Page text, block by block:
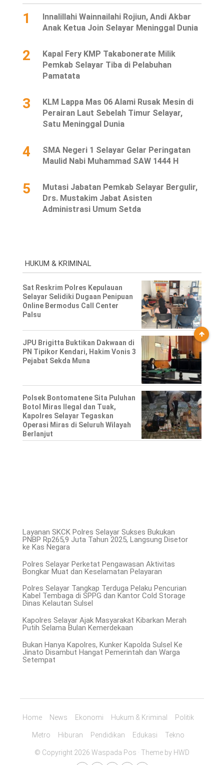
1
Innalillahi Wainnailahi Rojiun, Andi Akbar
Anak Ketua Join Selayar Meninggal Dunia
2
Kapal Fery KMP Takabonerate Milik
Pemkab Selayar Tiba di Pelabuhan
Pamatata
3
KLM Lappa Mas 06 Alami Rusak Mesin di
Perairan Laut Sebelah Timur Selayar,
Satu Meninggal Dunia
4
SMA Negeri 1 Selayar Gelar Peringatan
Maulid Nabi Muhammad SAW 1444 H
5
Mutasi Jabatan Pemkab Selayar Bergulir,
Drs. Mustakim Jabat Asisten
Administrasi Umum Setda
HUKUM & KRIMINAL
Sat Reskrim Polres Kepulauan
Selayar Selidiki Dugaan Penipuan
Online Bermodus Call Center
Palsu
JPU Brigitta Buktikan Dakwaan di
PN Tipikor Kendari, Hakim Vonis 3
Pejabat Sekda Muna
Polsek Bontomatene Sita Puluhan
Botol Miras Ilegal dan Tuak,
Kapolres Selayar Tegaskan
Operasi Miras di Seluruh Wilayah
Berlanjut
Layanan SKCK Polres Selayar Sukses Bukukan
PNBP Rp265,9 Juta Tahun 2025, Langsung Disetor
ke Kas Negara
Polres Selayar Perketat Pengawasan Aktivitas
Bongkar Muat dan Keselamatan Pelayaran
Polres Selayar Tangkap Terduga Pelaku Pencurian
Kabel Tembaga di SPPG dan Kantor Cold Storage
Dinas Kelautan Sulsel
Kapolres Selayar Ajak Masyarakat Kibarkan Merah
Putih Selama Bulan Kemerdekaan
Bukan Hanya Kapolres, Kunker Kapolda Sulsel Ke
Jinato Disambut Hangat Pemerintah dan Warga
Setempat
Home News Ekonomi Hukum & Kriminal Politik
Metro Hiburan Pendidikan Edukasi Tekno
© Copyright 2026 Waspada Pos · Theme by HWD